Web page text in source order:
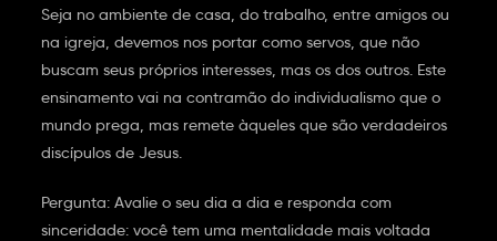
Seja no ambiente de casa, do trabalho, entre amigos ou
na igreja, devemos nos portar como servos, que não
buscam seus próprios interesses, mas os dos outros. Este
ensinamento vai na contramão do individualismo que o
mundo prega, mas remete àqueles que são verdadeiros
discípulos de Jesus.
Pergunta: Avalie o seu dia a dia e responda com
sinceridade: você tem uma mentalidade mais voltada